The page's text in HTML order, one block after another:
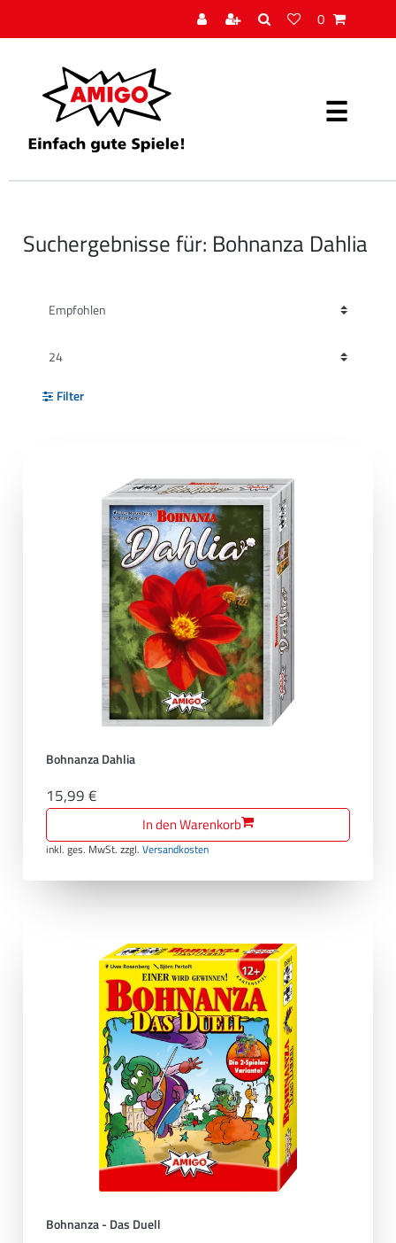
0
Suchergebnisse für: Bohnanza Dahlia
Filter
Bohnanza Dahlia
15,99 €
In den Warenkorb
inkl. ges. MwSt. zzgl.Versandkosten
Bohnanza - Das Duell